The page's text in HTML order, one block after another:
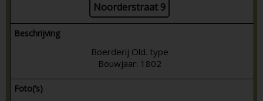
Noorderstraat 9
Beschrijving
Boerderij Old. type
Bouwjaar: 1802
Foto(’s)